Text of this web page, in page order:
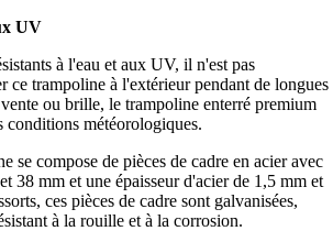
UV
à l'eau et aux UV, il n'est pas
ce trampoline à l'extérieur pendant de longues
ou brille, le trampoline enterré premium
conditions météorologiques.
se compose de pièces de cadre en acier avec
38 mm et une épaisseur d'acier de 1,5 mm et
ces pièces de cadre sont galvanisées,
à la rouille et à la corrosion.